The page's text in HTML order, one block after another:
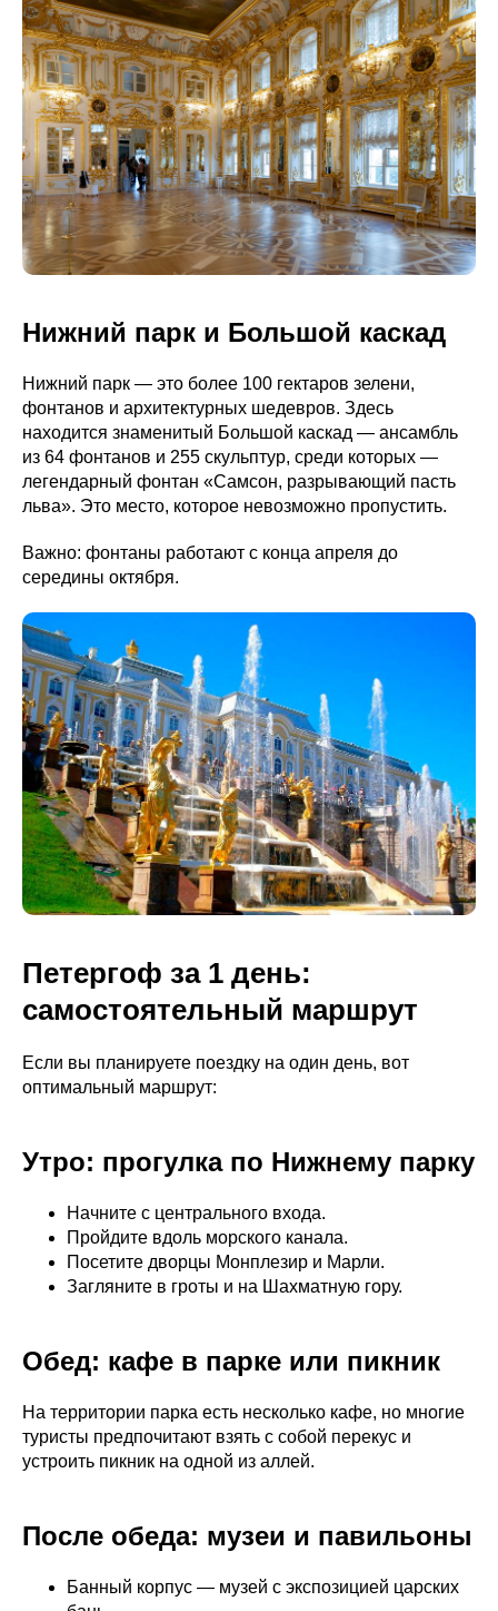
Нижний парк и Большой каскад
Нижний парк — это более 100 гектаров зелени,
фонтанов и архитектурных шедевров. Здесь
находится знаменитый Большой каскад — ансамбль
из 64 фонтанов и 255 скульптур, среди которых —
легендарный фонтан «Самсон, разрывающий пасть
льва». Это место, которое невозможно пропустить.
Важно: фонтаны работают с конца апреля до
середины октября.
Петергоф за 1 день:
самостоятельный маршрут
Если вы планируете поездку на один день, вот
оптимальный маршрут:
Утро: прогулка по Нижнему парку
Начните с центрального входа.
Пройдите вдоль морского канала.
Посетите дворцы Монплезир и Марли.
Загляните в гроты и на Шахматную гору.
Обед: кафе в парке или пикник
На территории парка есть несколько кафе, но многие
туристы предпочитают взять с собой перекус и
устроить пикник на одной из аллей.
После обеда: музеи и павильоны
Банный корпус — музей с экспозицией царских